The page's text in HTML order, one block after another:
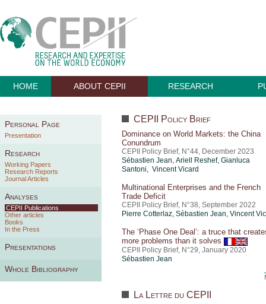
HOME ABOUT CEPII RESEARCH
Personal Page
Presentation
Research
Working Papers
Research Reports
Journal Articles
Analyses
CEPII Publications
Other articles
Books
In the Press
Presentations
Whole Bibliography
CEPII Policy Brief
Dominance on World Markets: the China
Conundrum
CEPII Policy Brief, N°44, December 2023
Sébastien Jean, Ariell Reshef, Gianluca
Santoni, Vincent Vicard
Multinational Enterprises and the French
Trade Deficit
CEPII Policy Brief, N°38, September 2022
Pierre Cotterlaz, Sébastien Jean, Vincent
The ‘Phase One Deal’: a truce that
more problems than it solves
CEPII Policy Brief, N°29, January 2020
Sébastien Jean
La Lettre du CEPII